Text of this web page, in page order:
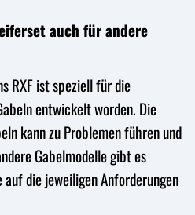
auch für andere
RXF ist speziell für die
entwickelt worden. Die
kann zu Problemen führen und
Gabelmodelle gibt es
die jeweiligen Anforderungen